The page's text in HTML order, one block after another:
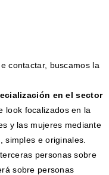
contactar, buscamos la
en el sector
look focalizados en la
y las mujeres mediante
simples e originales.
personas sobre
sobre personas